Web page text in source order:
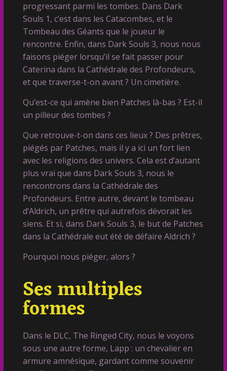
progressant parmi les tombes. Dans Dark
Souls 1, c’est dans les Catacombes, et le
Tombeau des Géants que le joueur le
rencontre. Enfin, dans Dark Souls 3, nous nous
faisons piéger lorsqu’il se fait passer pour
Caterina dans la Cathédrale des Profondeurs,
et que traverse-t-on avant ? Un cimetière.
Qu’est-ce qui amène bien Patches là-bas ? Est-il
un pilleur des tombes ?
Que retrouve-t-on dans ces lieux ? Des prêtres,
piégés par Patches, mais il y a ici un fort lien
avec les religions des univers. Cela est d’autant
plus vrai que dans Dark Souls 3, nous le
rencontrons dans la Cathédrale des
Profondeurs. Entre autre, devant le tombeau
d’Aldrich, un prêtre qui autrefois dévorait les
siens. Et si, dans Dark Souls 3, le but de Patches
dans la Cathédrale eut été de défaire Aldrich ?
Pourquoi nous piéger, alors ?
Ses multiples
formes
Dans le DLC, The Ringed City, nous le voyons
sous une autre forme, Lapp : un chevalier en
armure amnésique, gardant comme souvenir